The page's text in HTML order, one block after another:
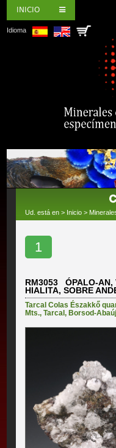
INICIO
Idioma
Ud. está en > Inicio >
1
RM3053 ÓPALO-AN,
HIALITA, SOBRE
Tarcal Colas Északkő
Mts.,Tarcal, Borsod-